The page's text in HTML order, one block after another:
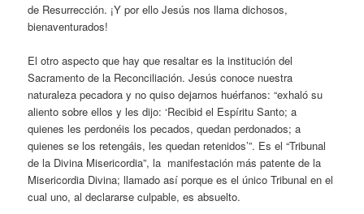
de Resurrección. ¡Y por ello Jesús nos llama dichosos,
bienaventurados!
El otro aspecto que hay que resaltar es la institución del
Sacramento de la Reconciliación. Jesús conoce nuestra
naturaleza pecadora y no quiso dejarnos huérfanos: “exhaló su
aliento sobre ellos y les dijo: ‘Recibid el Espíritu Santo; a
quienes les perdonéis los pecados, quedan perdonados; a
quienes se los retengáis, les quedan retenidos’”. Es el “Tribunal
de la Divina Misericordia”, la manifestación más patente de la
Misericordia Divina; llamado así porque es el único Tribunal en el
cual uno, al declararse culpable, es absuelto.